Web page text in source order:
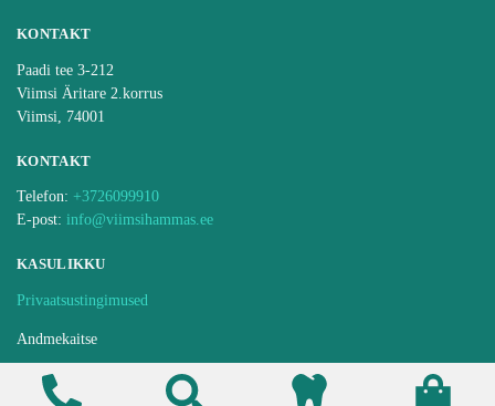
KONTAKT
Paadi tee 3-212
Viimsi Äritare 2.korrus
Viimsi, 74001
KONTAKT
Telefon: +3726099910
E-post: info@viimsihammas.ee
KASULIKKU
Privaatsustingimused
Andmekaitse
Ravijärjekorra pidamise kord